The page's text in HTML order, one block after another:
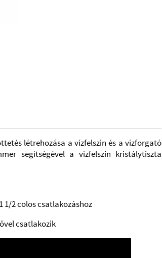
létrehozása a vízfelszin és a vízforgató
segítségével a vízfelszin kristálytiszta
1/2 colos csatlakozáshoz
csatlakozik